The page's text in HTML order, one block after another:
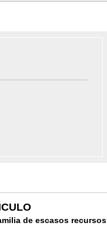
de escasos recursos